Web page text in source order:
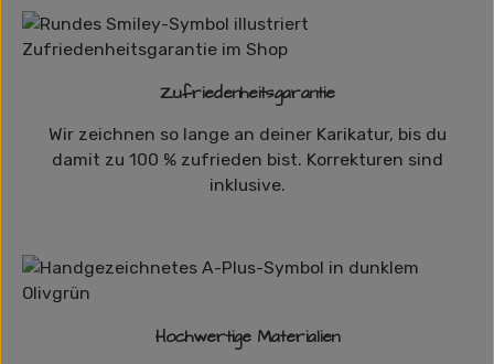
Zufriedenheitsgarantie
Wir zeichnen so lange an deiner Karikatur, bis du
damit zu 100 % zufrieden bist. Korrekturen sind
inklusive.
Hochwertige Materialien